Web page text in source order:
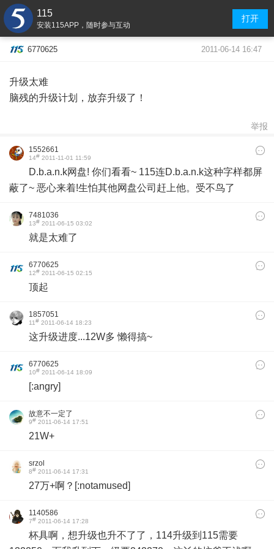
115
安装115APP，随时参与互动
打开
6770625 2011-06-14 16:47
升级太难
脑残的升级计划，放弃升级了！
举报
1552661
14# 2011-11-01 11:59
D.b.a.n.k网盘! 你们看看~ 115连D.b.a.n.k这种字样都屏
蔽了~ 恶心来着!生怕其他网盘公司赶上他。受不鸟了
7481036
13# 2011-06-15 03:02
就是太难了
6770625
12# 2011-06-15 02:15
顶起
1857051
11# 2011-06-14 18:23
这升级进度...12W多 懒得搞~
6770625
10# 2011-06-14 18:09
[:angry]
故意不一定了
9# 2011-06-14 17:51
21W+
srzol
8# 2011-06-14 17:31
27万+啊？[:notamused]
1140586
7# 2011-06-14 17:28
杯具啊，想升级也升不了了，114升级到115需要